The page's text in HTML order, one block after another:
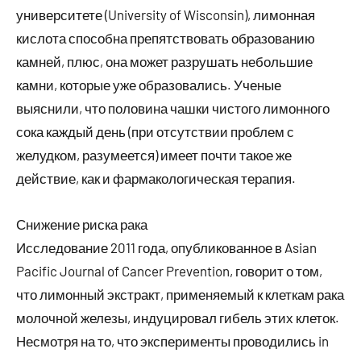
университете (University of Wisconsin), лимонная
кислота способна препятствовать образованию
камней, плюс, она может разрушать небольшие
камни, которые уже образовались. Ученые
выяснили, что половина чашки чистого лимонного
сока каждый день (при отсутствии проблем с
желудком, разумеется) имеет почти такое же
действие, как и фармакологическая терапия.
Снижение риска рака
Исследование 2011 года, опубликованное в Asian
Pacific Journal of Cancer Prevention, говорит о том,
что лимонный экстракт, применяемый к клеткам рака
молочной железы, индуцировал гибель этих клеток.
Несмотря на то, что эксперименты проводились in